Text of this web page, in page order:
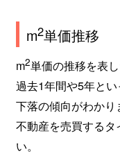
m2単価推移
m2単価の推移を表し
過去1年間や5年と
下落の傾向がわかり
不動産を売買する
い。